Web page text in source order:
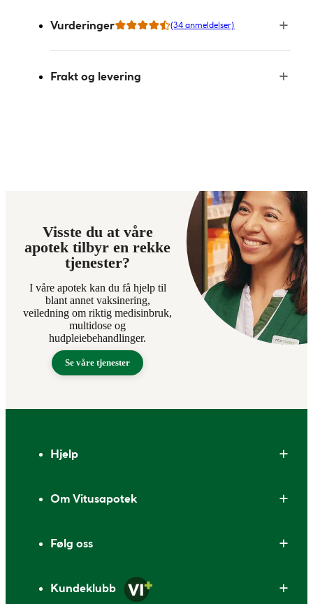
Vurderinger (34 anmeldelser)
Frakt og levering
Visste du at våre
apotek tilbyr en rekke
tjenester?
I våre apotek kan du få hjelp til
blant annet vaksinering,
veiledning om riktig medisinbruk,
multidose og
hudpleiebehandlinger.
Se våre tjenester
Hjelp
Om Vitusapotek
Følg oss
Kundeklubb